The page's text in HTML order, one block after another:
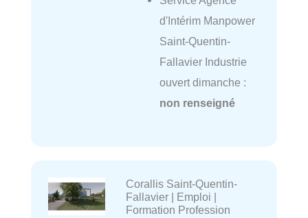
d'Intérim Manpower
Saint-Quentin-
Fallavier Industrie
ouvert dimanche :
non renseigné
Corallis Saint-Quentin-
Fallavier | Emploi |
Formation Profession